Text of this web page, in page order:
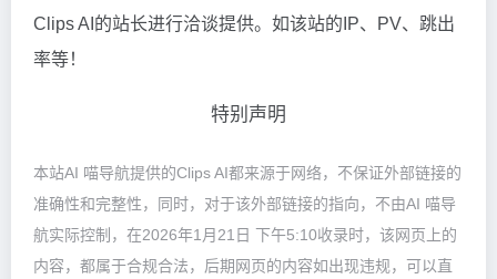
Clips AI的站长进行洽谈提供。如该站的IP、PV、跳出
率等！
特别声明
本站AI 喵导航提供的Clips AI都来源于网络，不保证外部链接的
准确性和完整性，同时，对于该外部链接的指向，不由AI 喵导
航实际控制，在2026年1月21日 下午5:10收录时，该网页上的
内容，都属于合规合法，后期网页的内容如出现违规，可以直